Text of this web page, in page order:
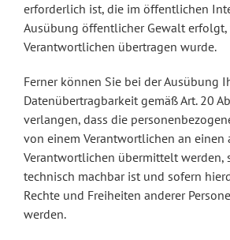
erforderlich ist, die im öffentlichen
Ausübung öffentlicher Gewalt erfolgt,
Verantwortlichen übertragen wurde.
Ferner können Sie bei der Ausübung
Datenübertragbarkeit gemäß Art. 20
verlangen, dass die
von einem Verantwortlichen an einen
Verantwortlichen übermittelt werden,
technisch machbar ist und sofern
Rechte und Freiheiten anderer
werden.